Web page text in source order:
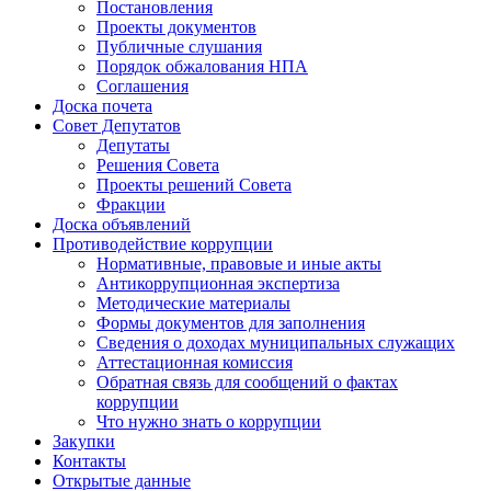
Постановления
Проекты документов
Публичные слушания
Порядок обжалования НПА
Соглашения
Доска почета
Совет Депутатов
Депутаты
Решения Совета
Проекты решений Совета
Фракции
Доска объявлений
Противодействие коррупции
Нормативные, правовые и иные акты
Антикоррупционная экспертиза
Методические материалы
Формы документов для заполнения
Сведения о доходах муниципальных служащих
Аттестационная комиссия
Обратная связь для сообщений о фактах
коррупции
Что нужно знать о коррупции
Закупки
Контакты
Открытые данные